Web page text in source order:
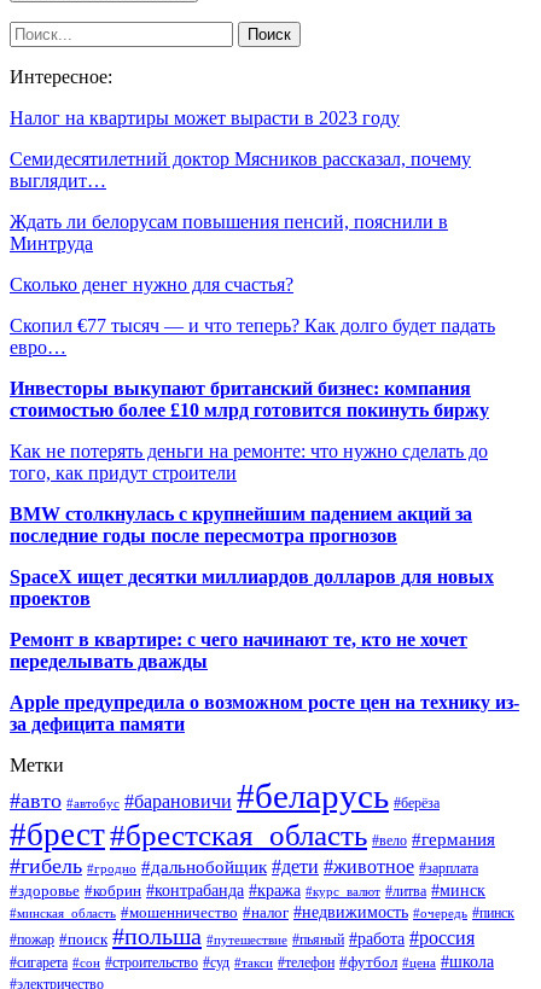
Интересное:
Налог на квартиры может вырасти в 2023 году
Семидесятилетний доктор Мясников рассказал, почему
выглядит…
Ждать ли белорусам повышения пенсий, пояснили в
Минтруда
Сколько денег нужно для счастья?
Скопил €77 тысяч — и что теперь? Как долго будет падать
евро…
Инвесторы выкупают британский бизнес: компания
стоимостью более £10 млрд готовится покинуть биржу
Как не потерять деньги на ремонте: что нужно сделать до
того, как придут строители
BMW столкнулась с крупнейшим падением акций за
последние годы после пересмотра прогнозов
SpaceX ищет десятки миллиардов долларов для новых
проектов
Ремонт в квартире: с чего начинают те, кто не хочет
переделывать дважды
Apple предупредила о возможном росте цен на технику из-
за дефицита памяти
Метки
#авто #автобус #барановичи #беларусь #берёза
#брест#брестская_область #вело #германия
#гибель #гродно #дальнобойщик #дети #животное #зарплата
#здоровье #кобрин #контрабанда #кража #курс_валют #литва #минск
#минская_область #мошенничество #налог #недвижимость #очередь #пинск
#пожар #поиск #польша #путешествие #пьяный #работа #россия
#сигарета #сон #строительство #суд #такси #телефон #футбол #цена #школа
#электричество